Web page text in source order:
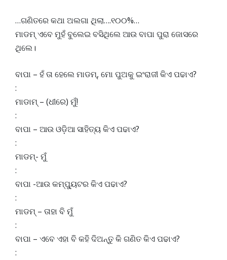
…ଗଣିତରେ କଥା ଅଲଗା ଥିଲା….୧୦୦%…
ମାଡମ୍ ଏବେ ମୁହଁ ବୁଲେଇ ବସିଥିଲେ ଆଉ ବାପା ପୁରା ଜୋସରେ
ଥିଲେ।
ବାପା – ହଁ ତା ହେଲେ ମାଡମ୍, ମୋ ପୁଅକୁ ଇଂରାଜୀ କିଏ ପଢାଏ?
:
ମାଡାମ୍ – (ଧୀରେ) ମୁଁ!
:
ବାପା – ଆଉ ଓଡ଼ିଆ ସାହିତ୍ୟ କିଏ ପଢାଏ?
:
ମାଡମ୍- ମୁଁ
:
ବାପା -ଆଉ କମ୍ପ୍ୟୁଟର କିଏ ପଢାଏ?
:
ମାଡମ୍ – ତାହା ବି ମୁଁ
:
ବାପା – ଏବେ ଏହା ବି କହି ଦିଅନ୍ତୁ କି ଗଣିତ କିଏ ପଢାଏ?
: